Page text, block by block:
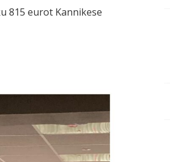
815 eurot Kannikese